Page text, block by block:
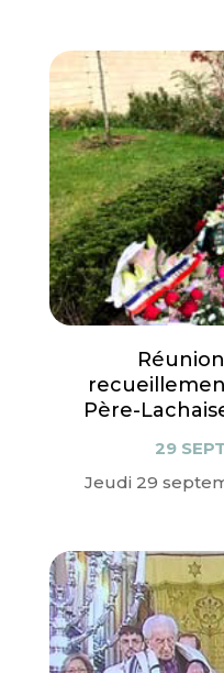
Père-
29
Jeudi 29